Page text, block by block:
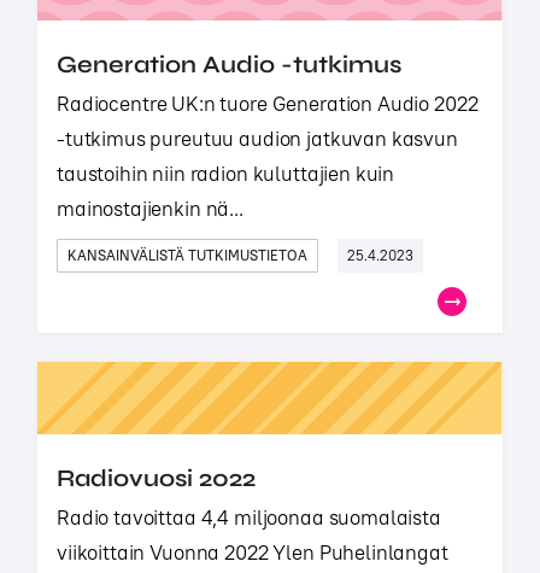
Generation Audio -tutkimus
Radiocentre UK:n tuore Generation Audio 2022
-tutkimus pureutuu audion jatkuvan kasvun
taustoihin niin radion kuluttajien kuin
mainostajienkin nä...
KANSAINVÄLISTÄ TUTKIMUSTIETOA 25.4.2023
Radiovuosi 2022
Radio tavoittaa 4,4 miljoonaa suomalaista
viikoittain Vuonna 2022 Ylen Puhelinlangat